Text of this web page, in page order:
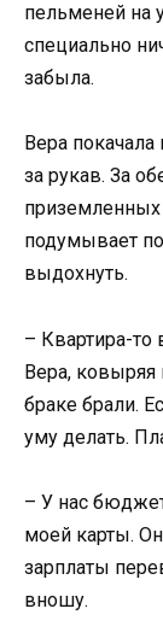
пельменей на
специально
забыла.
Вера
за рукав. За
приземленных
подумывает
выдохнуть.
– Квартира-то
Вера,
браке брали.
уму делать.
– У нас
моей карты.
зарплаты
вношу.